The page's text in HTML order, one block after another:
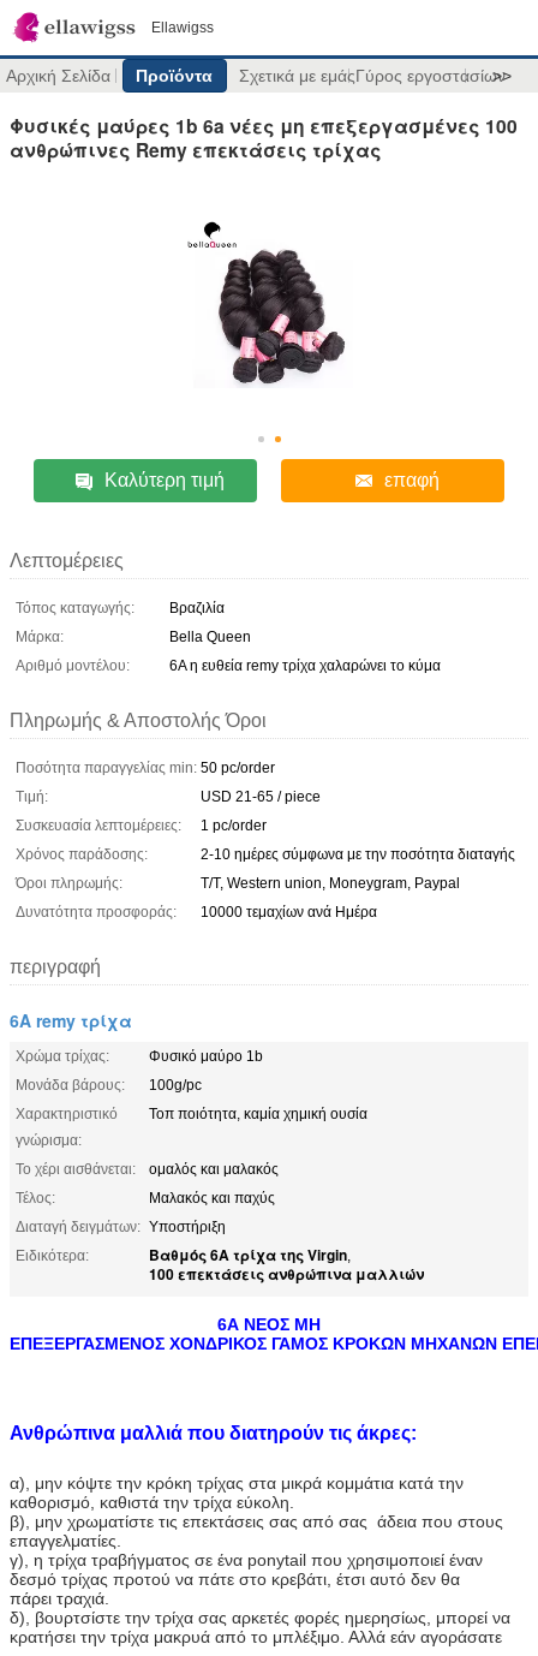
Ellawigss
Αρχική Σελίδα Προϊόντα Σχετικά με εμάςΓύρος εργοστασίων
>>
Φυσικές μαύρες 1b 6a νέες μη επεξεργασμένες 100
ανθρώπινες Remy επεκτάσεις τρίχας
Καλύτερη τιμή επαφή
Λεπτομέρειες
Τόπος καταγωγής:
Βραζιλία
Μάρκα:
Bella Queen
Αριθμό μοντέλου:
6A η ευθεία remy τρίχα χαλαρώνει το κύμα
Πληρωμής & Αποστολής Όροι
Ποσότητα παραγγελίας min: 50 pc/order
Τιμή:
USD 21-65 / piece
Συσκευασία λεπτομέρειες:
1 pc/order
Χρόνος παράδοσης:
2-10 ημέρες σύμφωνα με την ποσότητα διαταγής
Όροι πληρωμής:
T/T, Western union, Moneygram, Paypal
Δυνατότητα προσφοράς:
10000 τεμαχίων ανά Ημέρα
περιγραφή
6A remy τρίχα
Χρώμα τρίχας:
Φυσικό μαύρο 1b
Μονάδα βάρους:
100g/pc
Χαρακτηριστικό
γνώρισμα:
Τοπ ποιότητα, καμία χημική ουσία
Το χέρι αισθάνεται:
ομαλός και μαλακός
Τέλος:
Μαλακός και παχύς
Διαταγή δειγμάτων: Υποστήριξη
Ειδικότερα:
Βαθμός 6A τρίχα της Virgin,
100 επεκτάσεις ανθρώπινα μαλλιών
6A ΝΕΟΣ ΜΗ
ΕΠΕΞΕΡΓΑΣΜΕΝΟΣ ΧΟΝΔΡΙΚΟΣ ΓΑΜΟΣ ΚΡΟΚΩΝ ΜΗΧΑΝΩΝ
Ανθρώπινα μαλλιά που διατηρούν τις άκρες:
α), μην κόψτε την κρόκη τρίχας στα μικρά κομμάτια κατά την
καθορισμό, καθιστά την τρίχα εύκολη.
β), μην χρωματίστε τις επεκτάσεις σας από σας άδεια που στους
επαγγελματίες.
γ), η τρίχα τραβήγματος σε ένα ponytail που χρησιμοποιεί έναν
δεσμό τρίχας προτού να πάτε στο κρεβάτι, έτσι αυτό δεν θα
πάρει τραχιά.
δ), βουρτσίστε την τρίχα σας αρκετές φορές ημερησίως, μπορεί να
κρατήσει την τρίχα μακρυά από το μπλέξιμο. Αλλά εάν αγοράσατε